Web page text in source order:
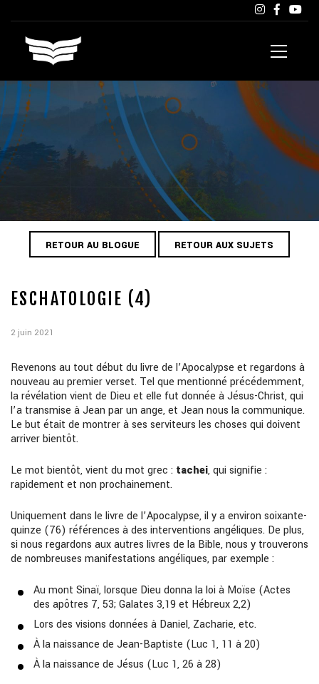
RETOUR AU BLOGUE RETOUR AUX SUJETS
ESCHATOLOGIE (4)
2 juin 2021
Revenons au tout début du livre de l’Apocalypse et regardons à
nouveau au premier verset. Tel que mentionné précédemment,
la révélation vient de Dieu et elle fut donnée à Jésus-Christ, qui
l’a transmise à Jean par un ange, et Jean nous la communique.
Le but était de montrer à ses serviteurs les choses qui doivent
arriver bientôt.
Le mot bientôt, vient du mot grec : tachei, qui signifie :
rapidement et non prochainement.
Uniquement dans le livre de l’Apocalypse, il y a environ soixante-
quinze (76) références à des interventions angéliques. De plus,
si nous regardons aux autres livres de la Bible, nous y trouverons
de nombreuses manifestations angéliques, par exemple :
Au mont Sinaï, lorsque Dieu donna la loi à Moïse (Actes
des apôtres 7, 53; Galates 3,19 et Hébreux 2,2)
Lors des visions données à Daniel, Zacharie, etc.
À la naissance de Jean-Baptiste (Luc 1, 11 à 20)
À la naissance de Jésus (Luc 1, 26 à 28)